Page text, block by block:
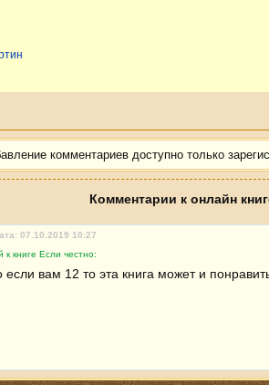
комментариев доступно только
Комментарии к онлайн
07.10.2019 10:27
книге Если честно:
вам 12 то эта книга может и